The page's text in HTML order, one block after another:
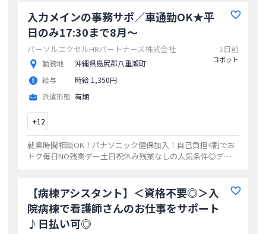
入力メインの事務サポ／車通勤OK★平
日のみ17:30まで8月～
パーソルエクセルHRパートナーズ株式会社
勤務地
沖縄県島尻郡八重瀬町
給与
時給 1,350円
派遣形態 有期
1日前
コボット
+12
就業時間相談OK！パナソニック健保加入！自己負担4割でお
トク毎日NO残業デー土日祝休み残業なしの人気条件◎デー
【病棟アシスタント】＜資格不要◎＞入
院病棟で看護師さんのお仕事をサポート
♪日払い可◎